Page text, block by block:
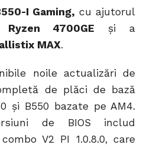
I Gaming, cu ajutorul
Ryzen 4700GE și a
MAX.
noile actualizări de
de plăci de bază
și B550 bazate pe AM4.
de BIOS includ
V2 PI 1.0.8.0, care